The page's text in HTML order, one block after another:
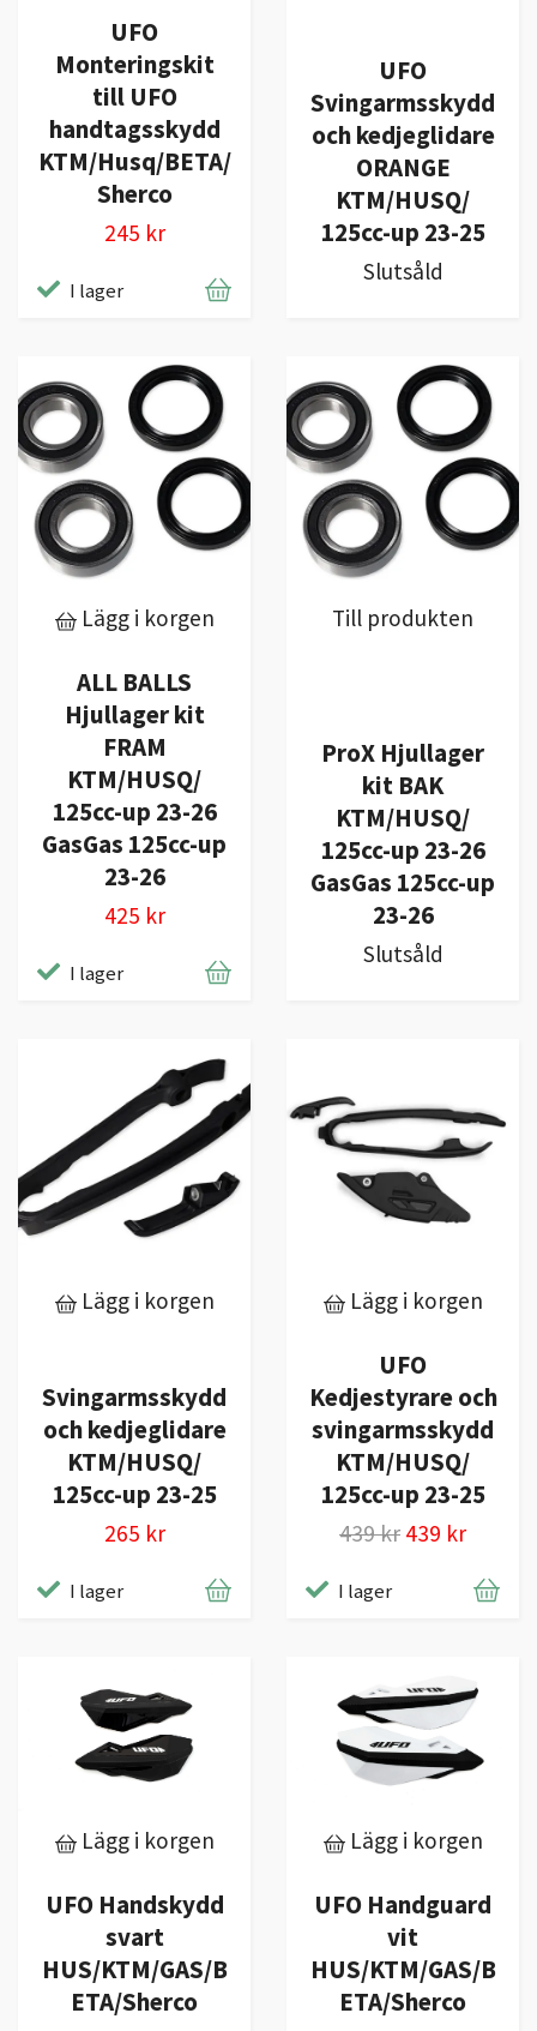
UFO
Monteringskit
till UFO
handtagsskydd
KTM/Husq/BETA/
Sherco
245 kr
I lager
UFO
Svingarmsskydd
och kedjeglidare
ORANGE
KTM/HUSQ/
125cc-up 23-25
Slutsåld
Lägg i korgen
ALL BALLS
Hjullager kit
FRAM
KTM/HUSQ/
125cc-up 23-26
GasGas 125cc-up
23-26
425 kr
I lager
Till produkten
ProX Hjullager
kit BAK
KTM/HUSQ/
125cc-up 23-26
GasGas 125cc-up
23-26
Slutsåld
Lägg i korgen
Svingarmsskydd
och kedjeglidare
KTM/HUSQ/
125cc-up 23-25
265 kr
I lager
Lägg i korgen
UFO
Kedjestyrare och
svingarmsskydd
KTM/HUSQ/
125cc-up 23-25
439 kr 439 kr
I lager
Lägg i korgen
UFO Handskydd
svart
HUS/KTM/GAS/B
ETA/Sherco
Lägg i korgen
UFO Handguard
vit
HUS/KTM/GAS/B
ETA/Sherco